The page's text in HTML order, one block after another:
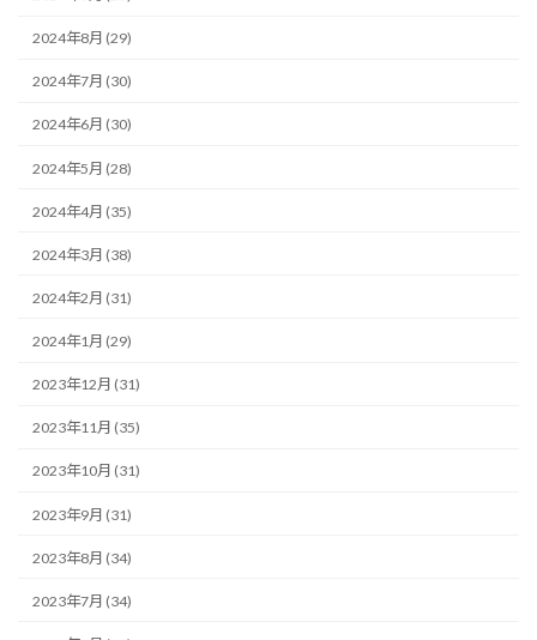
2024年8月 (29)
2024年7月 (30)
2024年6月 (30)
2024年5月 (28)
2024年4月 (35)
2024年3月 (38)
2024年2月 (31)
2024年1月 (29)
2023年12月 (31)
2023年11月 (35)
2023年10月 (31)
2023年9月 (31)
2023年8月 (34)
2023年7月 (34)